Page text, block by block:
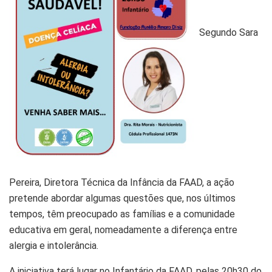
Segundo Sara
Pereira, Diretora Técnica da Infância da FAAD, a ação
pretende abordar algumas questões que, nos últimos
tempos, têm preocupado as famílias e a comunidade
educativa em geral, nomeadamente a diferença entre
alergia e intolerância.